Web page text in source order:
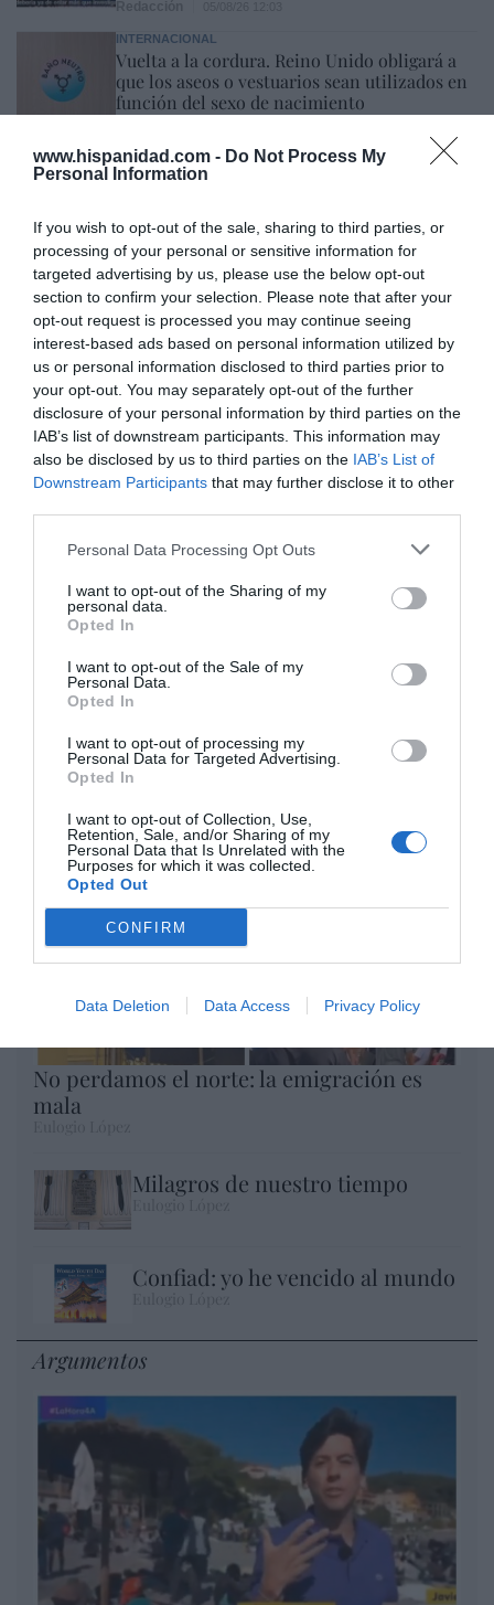
www.hispanidad.com - Do Not Process My
Personal Information
If you wish to opt-out of the sale, sharing to third parties, or
processing of your personal or sensitive information for
targeted advertising by us, please use the below opt-out
section to confirm your selection. Please note that after your
opt-out request is processed you may continue seeing
interest-based ads based on personal information utilized by
us or personal information disclosed to third parties prior to
your opt-out. You may separately opt-out of the further
disclosure of your personal information by third parties on the
IAB’s list of downstream participants. This information may
also be disclosed by us to third parties on the IAB’s List of
Downstream Participants that may further disclose it to other
Personal Data Processing Opt Outs
I want to opt-out of the Sharing of my
personal data.
Opted In
I want to opt-out of the Sale of my
Personal Data.
Opted In
I want to opt-out of processing my
Personal Data for Targeted Advertising.
Opted In
I want to opt-out of Collection, Use,
Retention, Sale, and/or Sharing of my
Personal Data that Is Unrelated with the
Purposes for which it was collected.
Opted Out
CONFIRM
Data Deletion Data Access Privacy Policy
INTERNACIONAL
Vuelta a la cordura. Reino Unido obligará a
que los aseos o vestuarios sean utilizados en
función del sexo de nacimiento
Marcelo Gullo: “El trabajo de desmitificar la
historia, de poner la verdadera, de
desmontar la falsificación, es un trabajo
cristiano"
por Hispanidad
Artículos anteriores
DIARIO DE LA CORRUPCIÓN SANCHISTA
Diario de la corrupción sanchista. Bolaños
se reunió en el año 2025 hasta seis veces
investigación judicial sobre la aerolínea
Plus Ultra
por Redacción
Enormes minucias
por Eulogio López
No perdamos el norte: la emigración es
mala
Milagros de nuestro tiempo
Confiad: yo he vencido al mundo
Argumentos